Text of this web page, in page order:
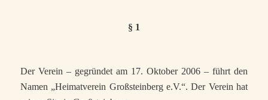
§ 1
Der Verein – gegründet am 17. Oktober 2006 – führt den
Namen „Heimatverein Großsteinberg e.V.“. Der Verein hat